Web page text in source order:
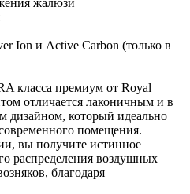
жалюзи
Ion и Active Carbon (только в
класса премиум от Royal
отличается лаконичным и в
дизайном, который идеально
помещения.
вы получите истинное
распределения воздушных
благодаря